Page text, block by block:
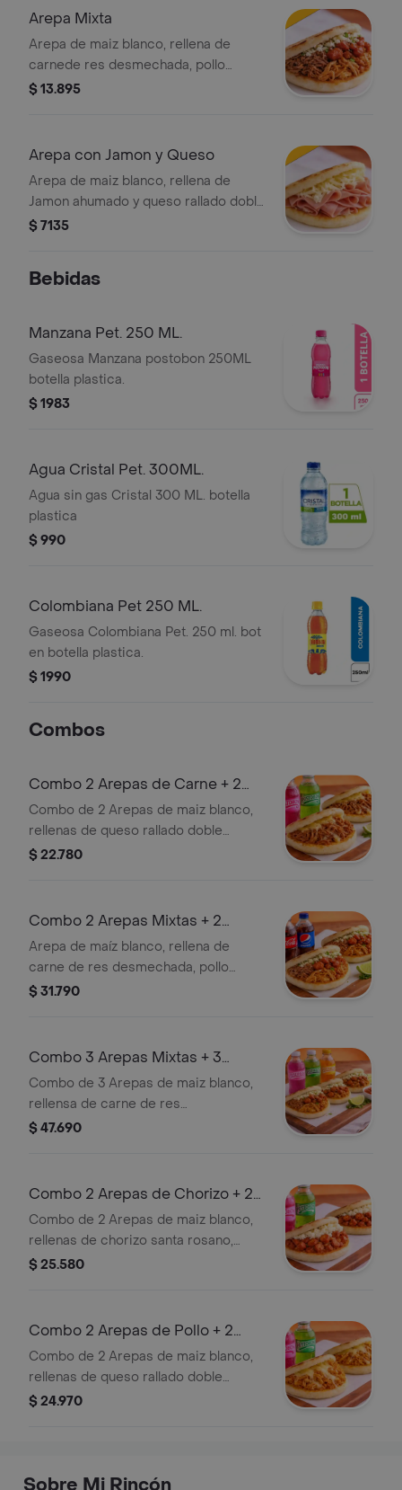
Arepa Mixta
Arepa de maiz blanco, rellena de
carnede res desmechada, pollo
desmechado, chorizo santa rosano,
$ 13.895
Arepa con Jamon y Queso
Arepa de maiz blanco, rellena de
Jamon ahumado y queso rallado doble
crema.
$ 7135
Bebidas
Manzana Pet. 250 ML.
Gaseosa Manzana postobon 250ML
botella plastica.
$ 1983
Agua Cristal Pet. 300ML.
Agua sin gas Cristal 300 ML. botella
plastica
$ 990
Colombiana Pet 250 ML.
Gaseosa Colombiana Pet. 250 ml. bot
en botella plastica.
$ 1990
Combos
Combo 2 Arepas de Carne + 2
Gaseosas
Combo de 2 Arepas de maiz blanco,
rellenas de queso rallado doble
crema, carne de res desmechada y
$ 22.780
Combo 2 Arepas Mixtas + 2
Gaseosas
Arepa de maíz blanco, rellena de
carne de res desmechada, pollo
desmechado, chorizo santa rosano,
$ 31.790
Combo 3 Arepas Mixtas + 3
Gaseosas
Combo de 3 Arepas de maiz blanco,
rellensa de carne de res
desmechada, pollo desmechado,
3 Gaseosas.
$ 47.690
Combo 2 Arepas de Chorizo + 2
Gaseosas
Combo de 2 Arepas de maiz blanco,
rellenas de chorizo santa rosano,
queso rallado doble crema , deliciosa
$ 25.580
Combo 2 Arepas de Pollo + 2
Gaseosas
Combo de 2 Arepas de maiz blanco,
rellenas de queso rallado doble
crema, pollo desmechado y salsa
$ 24.970